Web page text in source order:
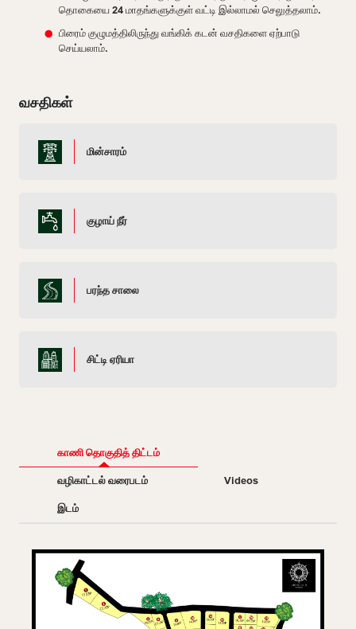
தொகையை 24 மாதங்களுக்குள் வட்டி இல்லாமல் செலுத்தலாம்.
பிரைம் குழுமத்திலிருந்து வங்கிக் கடன் வசதிகளை ஏற்பாடு
செய்யலாம்.
வசதிகள்
மின்சாரம்
குழாய் நீர்
பரந்த சாலை
சிட்டி ஏரியா
காணி தொகுதித் திட்டம்
வழிகாட்டல் வரைபடம்
Videos
இடம்